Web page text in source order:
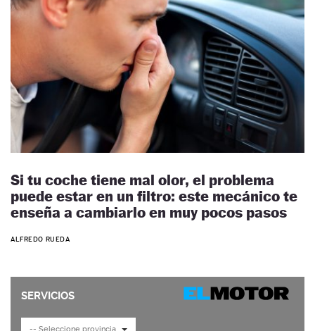
Si tu coche tiene mal olor, el problema
puede estar en un filtro: este mecánico te
enseña a cambiarlo en muy pocos pasos
ALFREDO RUEDA